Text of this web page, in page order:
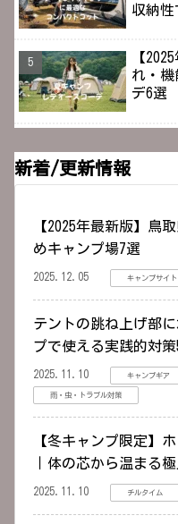
収納性
【
れ・
デ6選
新着/更新情報
【2025年最新版】鳥
めキャンプ場7選
2025.12.05 キャンプサイト
テントの跳ね上げ部
プで使える実践的対策
2025.11.10 キャンプギア
雨・虫・トラブル対策
【冬キャンプ限定】
｜体の芯から温まる
2025.11.10 チルタイム